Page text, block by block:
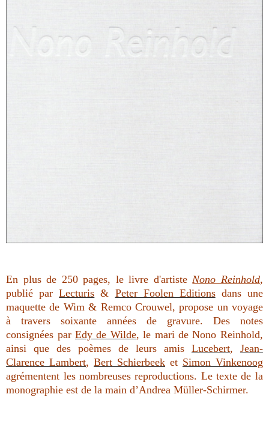
En plus de 250 pages, le livre d'artisteNono Reinhold,
publié parLecturis & Peter Foolen Editionsdans une
maquette de Wim & Remco Crouwel, propose un voyage
à travers soixante années de gravure. Des notes
consignées par Edy de Wilde, le mari de Nono Reinhold,
ainsi que des poèmes de leurs amis Lucebert, Jean-
Clarence Lambert,Bert Schierbeek et Simon Vinkenoog
agrémentent les nombreuses reproductions. Le texte de la
monographie est de la main d’Andrea Müller-Schirmer.